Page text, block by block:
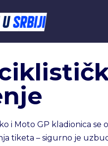
i Moto GP kladionica
tiketa – sigurno je